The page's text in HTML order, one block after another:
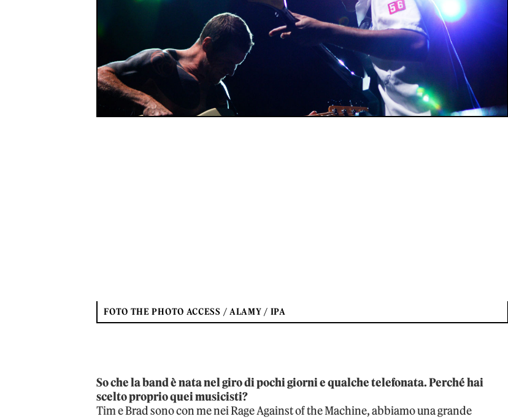
FOTO THE PHOTO ACCESS / ALAMY / IPA
So che la band è nata nel giro di pochi giorni e qualche telefonata. Perché hai
scelto proprio quei musicisti?
Tim e Brad sono con me nei Rage Against of the Machine, abbiamo una grande